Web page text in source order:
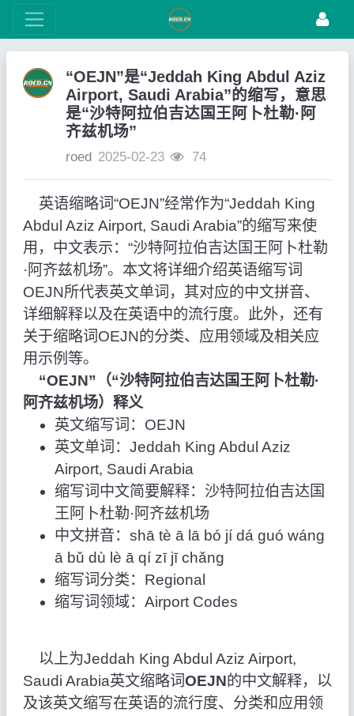
“OEJN”是“Jeddah King Abdul Aziz
Airport, Saudi Arabia”的缩写，意思
是“沙特阿拉伯吉达国王阿卜杜勒·阿
齐兹机场”
roed 2025-02-23 74
英语缩略词“OEJN”经常作为“Jeddah King
Abdul Aziz Airport, Saudi Arabia”的缩写来使
用，中文表示：“沙特阿拉伯吉达国王阿卜杜勒
·阿齐兹机场”。本文将详细介绍英语缩写词
OEJN所代表英文单词，其对应的中文拼音、
详细解释以及在英语中的流行度。此外，还有
关于缩略词OEJN的分类、应用领域及相关应
用示例等。
“OEJN”（“沙特阿拉伯吉达国王阿卜杜勒·
阿齐兹机场）释义
英文缩写词：OEJN
英文单词：Jeddah King Abdul Aziz
Airport, Saudi Arabia
缩写词中文简要解释：沙特阿拉伯吉达国
王阿卜杜勒·阿齐兹机场
中文拼音：shā tè ā lā bó jí dá guó wáng
ā bǔ dù lè ā qí zī jī chǎng
缩写词分类：Regional
缩写词领域：Airport Codes
以上为Jeddah King Abdul Aziz Airport,
Saudi Arabia英文缩略词OEJN的中文解释，以
及该英文缩写在英语的流行度、分类和应用领